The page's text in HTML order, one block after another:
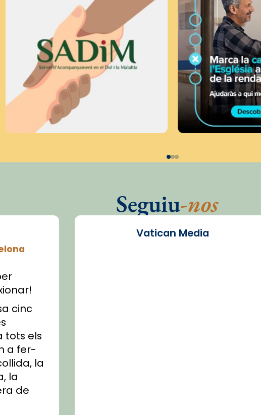
Seguiu-nos
cinc
tots els
a fer-
la
la
de
Vatican Media